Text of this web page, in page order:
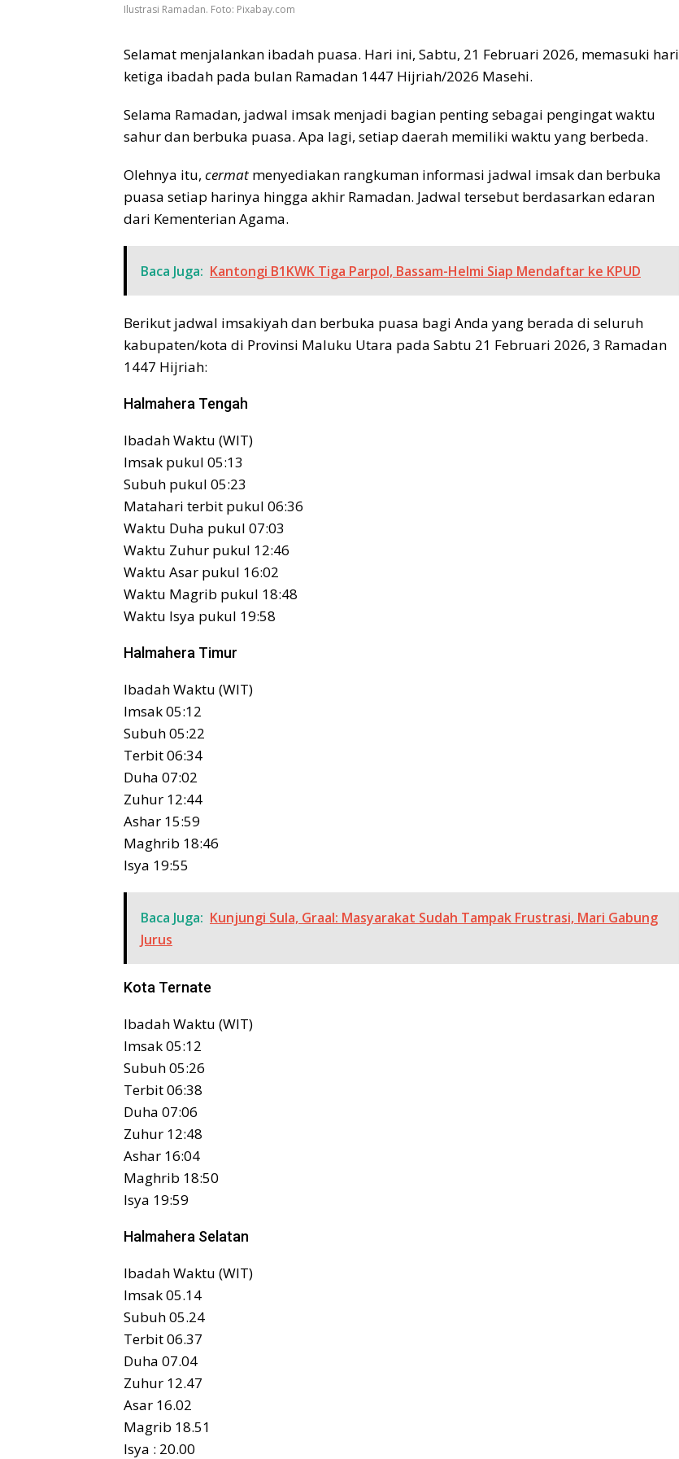
Ilustrasi Ramadan. Foto: Pixabay.com
Selamat menjalankan ibadah puasa. Hari ini, Sabtu, 21 Februari 2026, memasuki hari
ketiga ibadah pada bulan Ramadan 1447 Hijriah/2026 Masehi.
Selama Ramadan, jadwal imsak menjadi bagian penting sebagai pengingat waktu
sahur dan berbuka puasa. Apa lagi, setiap daerah memiliki waktu yang berbeda.
Olehnya itu, cermat menyediakan rangkuman informasi jadwal imsak dan berbuka
puasa setiap harinya hingga akhir Ramadan. Jadwal tersebut berdasarkan edaran
dari Kementerian Agama.
Baca Juga: Kantongi B1KWK Tiga Parpol, Bassam-Helmi Siap Mendaftar ke KPUD
Berikut jadwal imsakiyah dan berbuka puasa bagi Anda yang berada di seluruh
kabupaten/kota di Provinsi Maluku Utara pada Sabtu 21 Februari 2026, 3 Ramadan
1447 Hijriah:
Halmahera Tengah
Ibadah Waktu (WIT)
Imsak pukul 05:13
Subuh pukul 05:23
Matahari terbit pukul 06:36
Waktu Duha pukul 07:03
Waktu Zuhur pukul 12:46
Waktu Asar pukul 16:02
Waktu Magrib pukul 18:48
Waktu Isya pukul 19:58
Halmahera Timur
Ibadah Waktu (WIT)
Imsak 05:12
Subuh 05:22
Terbit 06:34
Duha 07:02
Zuhur 12:44
Ashar 15:59
Maghrib 18:46
Isya 19:55
Baca Juga: Kunjungi Sula, Graal: Masyarakat Sudah Tampak Frustrasi, Mari Gabung
Jurus
Kota Ternate
Ibadah Waktu (WIT)
Imsak 05:12
Subuh 05:26
Terbit 06:38
Duha 07:06
Zuhur 12:48
Ashar 16:04
Maghrib 18:50
Isya 19:59
Halmahera Selatan
Ibadah Waktu (WIT)
Imsak 05.14
Subuh 05.24
Terbit 06.37
Duha 07.04
Zuhur 12.47
Asar 16.02
Magrib 18.51
Isya : 20.00